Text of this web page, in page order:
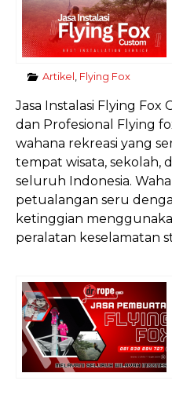
Artikel
Flying Fox
Jasa Instalasi Flying Fox
dan Profesional Flying
wahana rekreasi yang
tempat wisata, sekolah,
seluruh Indonesia.
petualangan seru
ketinggian
peralatan keselamatan